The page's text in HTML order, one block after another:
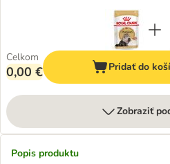
Celkom
0,00 € Pridať do
Zobraziť
Popis produktu